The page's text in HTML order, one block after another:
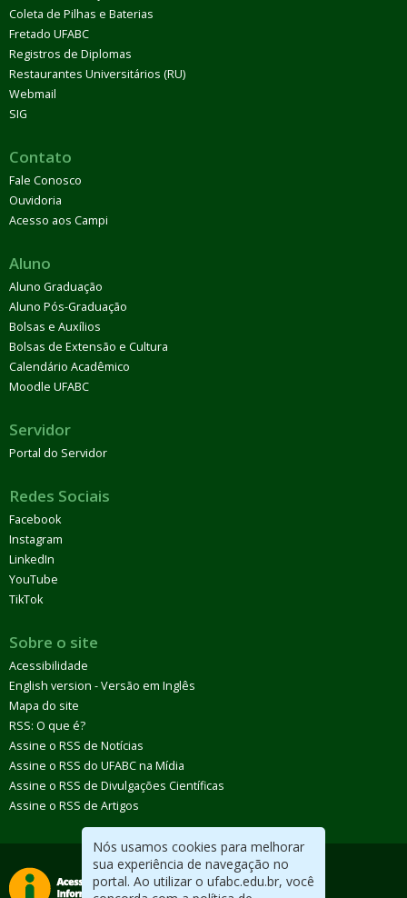
Nós usamos cookies para melhorar
sua experiência de navegação no
portal. Ao utilizar o ufabc.edu.br, você
Coleta de Pilhas e Baterias
Fretado UFABC
Registros de Diplomas
Restaurantes Universitários (RU)
Webmail
SIG
Contato
Fale Conosco
Ouvidoria
Acesso aos Campi
Aluno
Aluno Graduação
Aluno Pós-Graduação
Bolsas e Auxílios
Bolsas de Extensão e Cultura
Calendário Acadêmico
Moodle UFABC
Servidor
Portal do Servidor
Redes Sociais
Facebook
Instagram
LinkedIn
YouTube
TikTok
Sobre o site
Acessibilidade
English version - Versão em Inglês
Mapa do site
RSS: O que é?
Assine o RSS de Notícias
Assine o RSS do UFABC na Mídia
Assine o RSS de Divulgações Científicas
Assine o RSS de Artigos